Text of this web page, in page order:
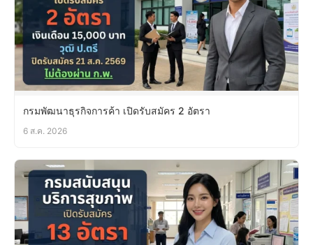
กรมพัฒนาธุรกิจการค้า เปิดรับสมัคร 2 อัตรา
6 ส.ค. 2026